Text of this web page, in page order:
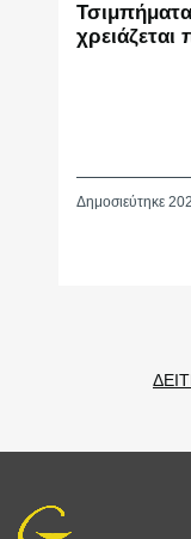
Δημοσιεύτηκε